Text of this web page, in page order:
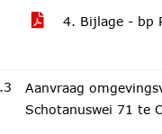
4. Bijlage - bp
Aanvraag
Schotanuswei 71 te